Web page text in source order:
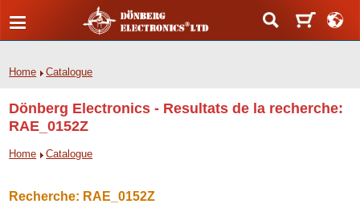
Home Catalogue
Dönberg Electronics - Resultats de la recherche:
RAE_0152Z
Home Catalogue
Recherche: RAE_0152Z